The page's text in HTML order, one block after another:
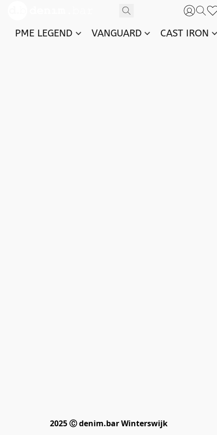
PME LEGEND VANGUARD CAST IRON
2025 Ⓒ denim.bar Winterswijk